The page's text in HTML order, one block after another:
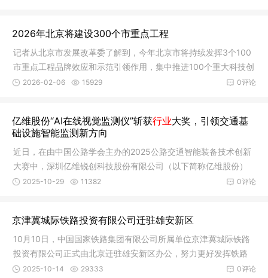
2026年北京将建设300个市重点工程
记者从北京市发展改革委了解到，今年北京市将持续发挥3个100
市重点工程品牌效应和示范引领作用，集中推进100个重大科技创
新及现
0评论
2026-02-06 15929
亿维股份“AI在线视觉监测仪”斩获行业大奖，引领交通基
础设施智能监测新方向
近日，在由中国公路学会主办的2025公路交通智能装备技术创新
大赛中，深圳亿维锐创科技股份有限公司（以下简称亿维股份）
自主研发
0评论
2025-10-29 11382
京津冀城际铁路投资有限公司迁驻雄安新区
10月10日，中国国家铁路集团有限公司所属单位京津冀城际铁路
投资有限公司正式由北京迁驻雄安新区办公，努力更好发挥铁路
建设投资
0评论
2025-10-14 29333